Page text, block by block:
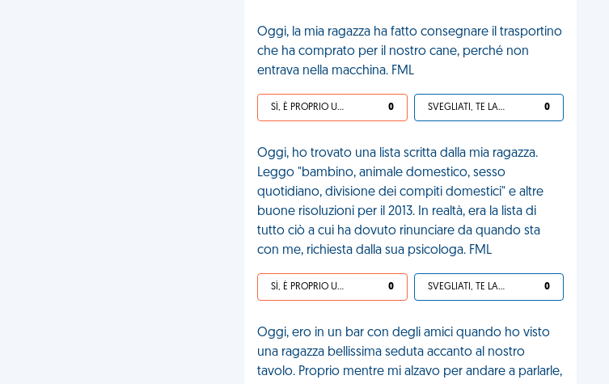
Oggi, la mia ragazza ha fatto consegnare il trasportino
che ha comprato per il nostro cane, perché non
entrava nella macchina. FML
SÌ, È PROPRIO UNA VDM! 0 SVEGLIATI, TE LA SEI CERCATA! 0
Oggi, ho trovato una lista scritta dalla mia ragazza.
Leggo "bambino, animale domestico, sesso
quotidiano, divisione dei compiti domestici" e altre
buone risoluzioni per il 2013. In realtà, era la lista di
tutto ciò a cui ha dovuto rinunciare da quando sta
con me, richiesta dalla sua psicologa. FML
SÌ, È PROPRIO UNA VDM! 0 SVEGLIATI, TE LA SEI CERCATA! 0
Oggi, ero in un bar con degli amici quando ho visto
una ragazza bellissima seduta accanto al nostro
tavolo. Proprio mentre mi alzavo per andare a parlarle,